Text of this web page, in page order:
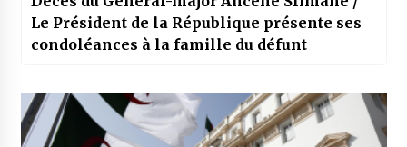
Le Président de la République présente ses
condoléances à la famille du défunt